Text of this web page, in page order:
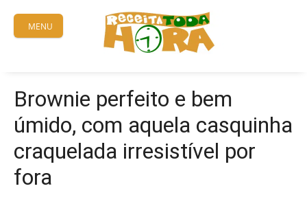
content
MENU
Brownie perfeito e bem
úmido, com aquela casquinha
craquelada irresistível por
fora